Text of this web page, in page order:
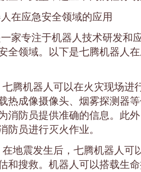
在应急安全领域的应用
家专注于机器人技术研发和
全领域。以下是七腾机器人
腾机器人可以在火灾现场进
热成像摄像头、烟雾探测器
消防员提供准确的信息。此
防员进行灭火作业。
地震发生后，七腾机器人可
和搜救。机器人可以搭载生